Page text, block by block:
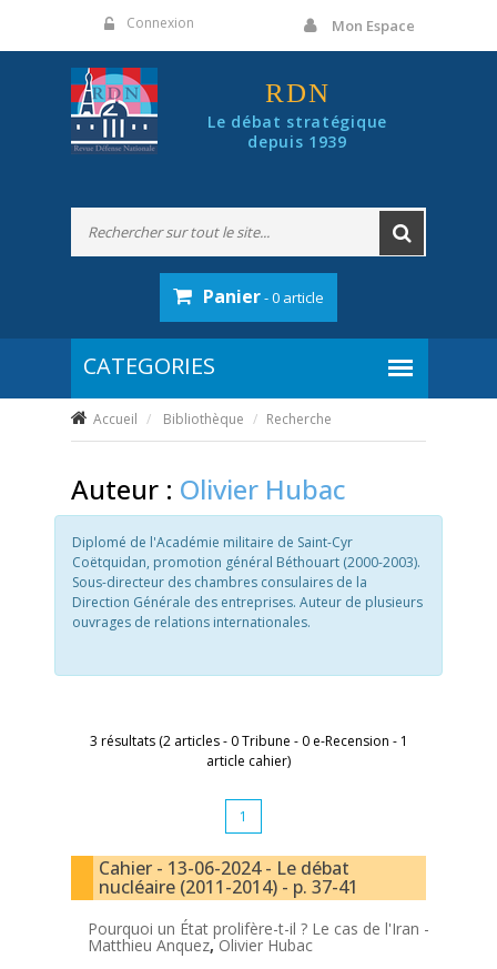
Connexion Mon Espace
RDN
Le débat stratégique
depuis 1939
Panier- 0 article
Accueil Bibliothèque Recherche
Auteur : Olivier Hubac
Diplomé de l'Académie militaire de Saint-Cyr
Coëtquidan, promotion général Béthouart (2000-2003).
Sous-directeur des chambres consulaires de la
Direction Générale des entreprises. Auteur de plusieurs
ouvrages de relations internationales.
3 résultats (2 articles - 0 Tribune - 0 e-Recension - 1
article cahier)
1
Cahier - 13-06-2024 - Le débat
nucléaire (2011-2014) - p. 37-41
Pourquoi un État prolifère-t-il ? Le cas de l'Iran -
Matthieu Anquez, Olivier Hubac